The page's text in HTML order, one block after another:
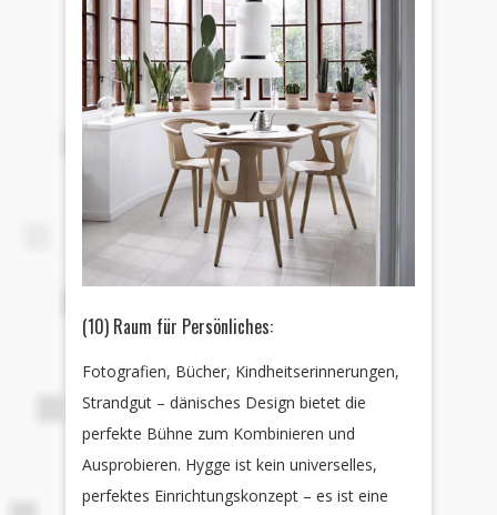
(10) Raum für Persönliches:
Fotografien, Bücher, Kindheitserinnerungen,
Strandgut – dänisches Design bietet die
perfekte Bühne zum Kombinieren und
Ausprobieren. Hygge ist kein universelles,
perfektes Einrichtungskonzept – es ist eine